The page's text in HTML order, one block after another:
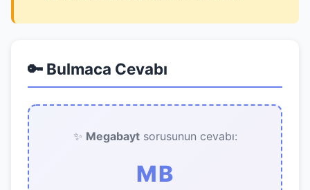
🔑 Bulmaca Cevabı
✨ Megabaytsorusunun cevabı:
MB